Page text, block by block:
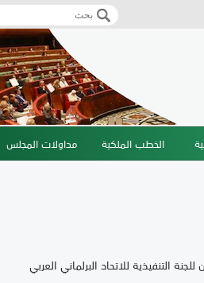
استمارة البحث
‏بحث ‏
الخطب الملكية مداولات المجلس
التنفيذية للاتحاد البرلماني العربي